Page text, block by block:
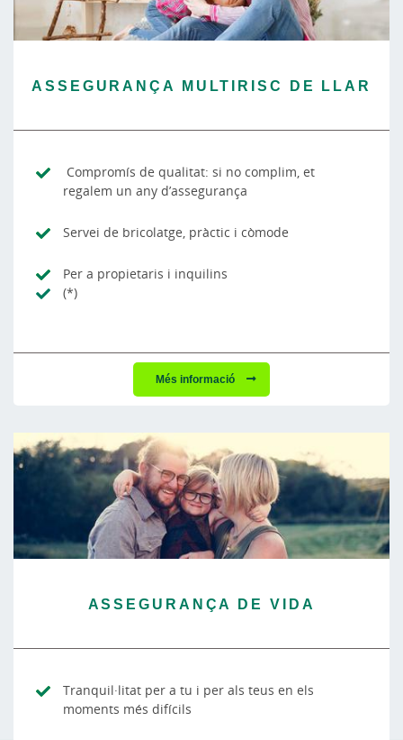
ASSEGURANÇA MULTIRISC DE LLAR
Compromís de qualitat: si no complim, et
regalem un any d’assegurança
Servei de bricolatge, pràctic i còmode
Per a propietaris i inquilins
(*)
Més informació
ASSEGURANÇA DE VIDA
Tranquil·litat per a tu i per als teus en els
moments més difícils